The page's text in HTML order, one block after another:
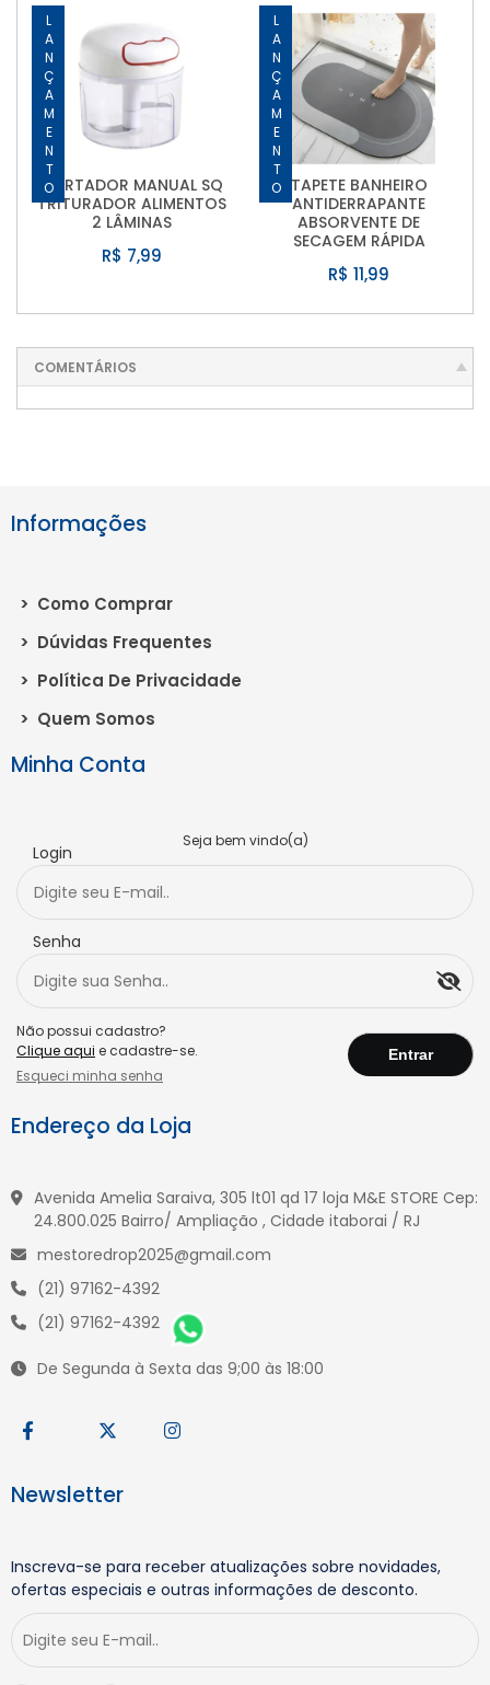
LANÇAMENTO
CORTADOR MANUAL SQ
TRITURADOR ALIMENTOS
2 LÂMINAS
R$ 7,99
LANÇAMENTO TAPETE BANHEIRO
ANTIDERRAPANTE
ABSORVENTE DE
SECAGEM RÁPIDA
R$ 11,99
COMENTÁRIOS
Informações
> Como Comprar
> Dúvidas Frequentes
> Política De Privacidade
> Quem Somos
Minha Conta
Seja bem vindo(a)
Login
Senha
Não possui cadastro?
Clique aqui e cadastre-se.
Esqueci minha senha
Endereço da Loja
Avenida Amelia Saraiva, 305 lt01 qd 17 loja M&E STORE Cep:
24.800.025 Bairro/ Ampliação , Cidade itaborai / RJ
mestoredrop2025@gmail.com
(21) 97162-4392
(21) 97162-4392
De Segunda à Sexta das 9;00 às 18:00
Newsletter
Inscreva-se para receber atualizações sobre novidades,
ofertas especiais e outras informações de desconto.